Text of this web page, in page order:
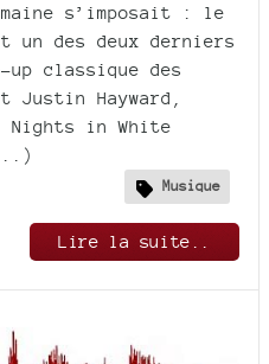
s’imposait : le
un des deux derniers
up classique des
Hayward,
Nights in White
Musique
Lire la suite..